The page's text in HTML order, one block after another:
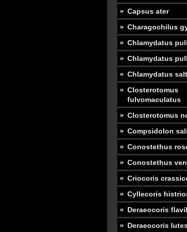
Capsus ater
Charagochilus
Chlamydatus
Chlamydatus
Chlamydatus
Closterotomus
fulvomaculatus
Closterotomus
Compsidolon
Conostethus
Conostethus
Criocoris
Cyllecoris
Deraeocoris
Deraeocoris